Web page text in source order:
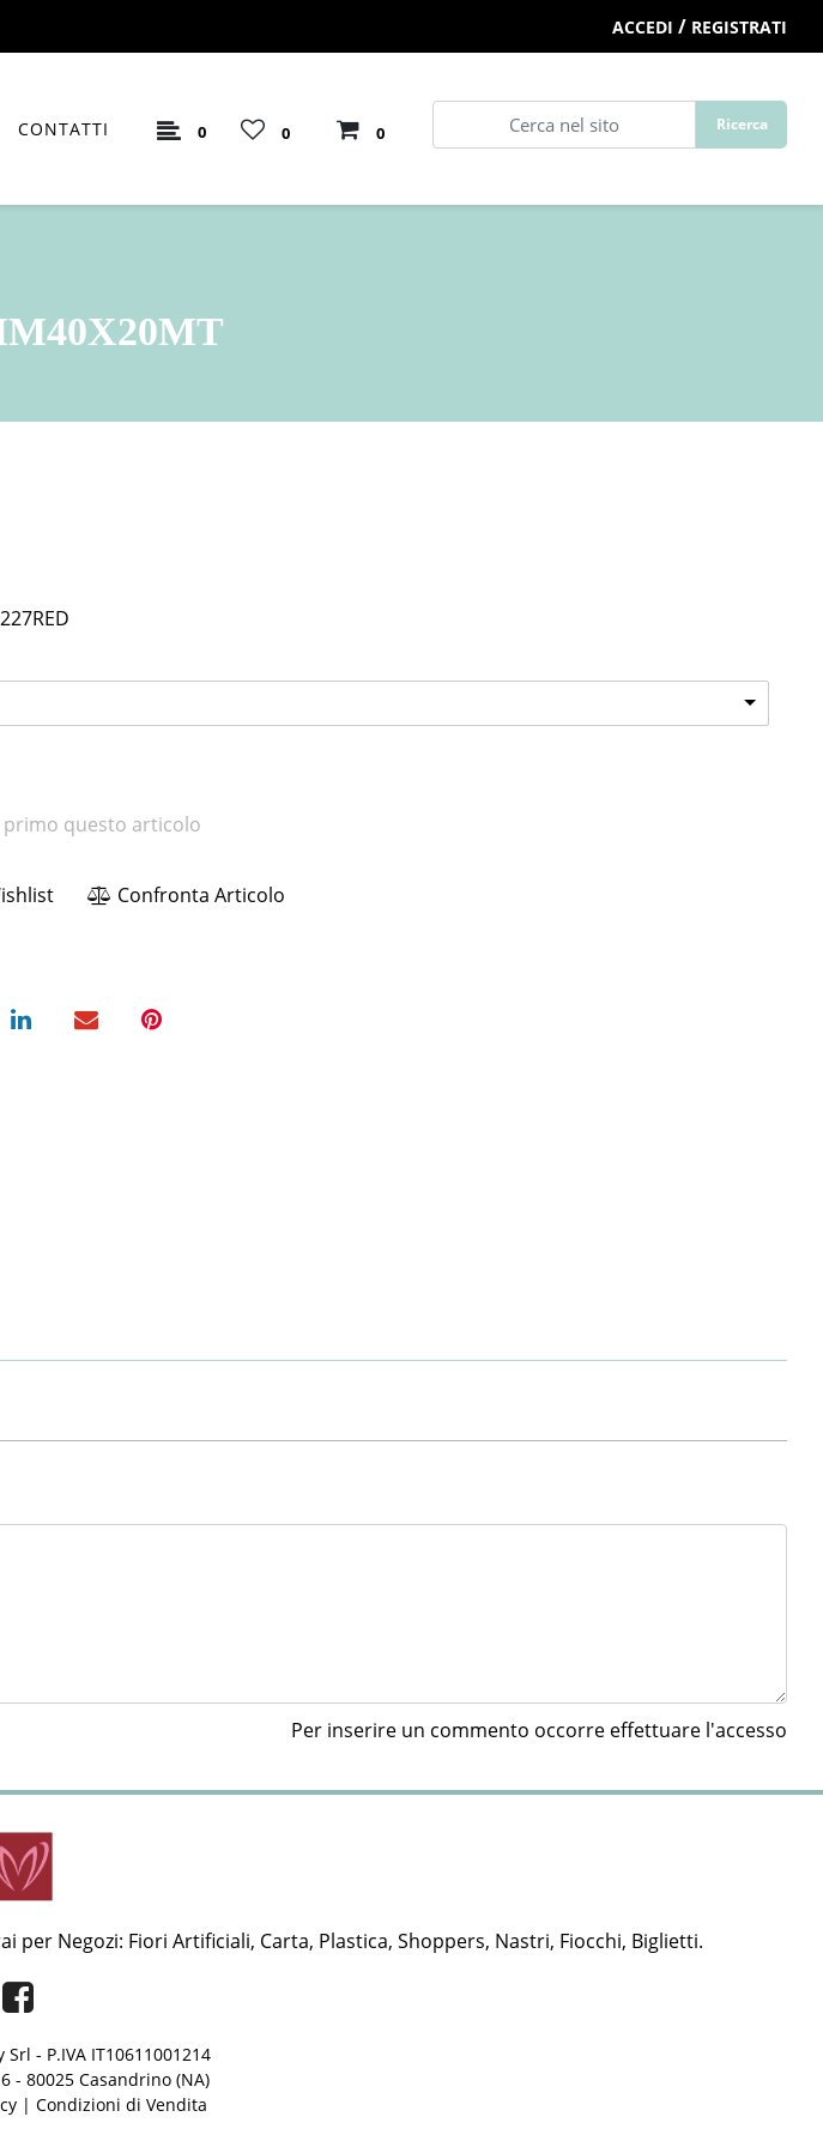
ACCEDI / REGISTRATI
CONTATTI 0 0 0
primo questo articolo
Confronta Articolo
Per inserire un commento occorre effettuare l'accesso
Negozi: Fiori Artificiali, Carta, Plastica, Shoppers, Nastri, Fiocchi, Biglietti.
- P.IVA IT10611001214
- 80025 Casandrino (NA)
| Condizioni di Vendita